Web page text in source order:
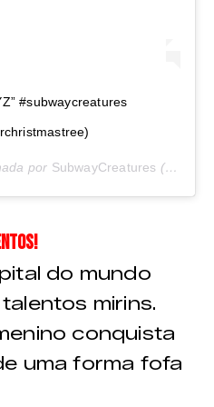
#subwaycreatures
por SubwayCreatures (@subwaycreatures) em
do mundo
mirins.
conquista
uma forma fofa